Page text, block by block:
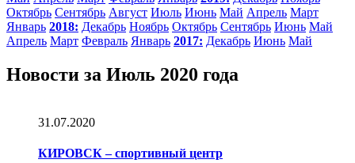
Октябрь Сентябрь Август Июль Июнь Май Апрель Март
Январь 2018: Декабрь Ноябрь Октябрь Сентябрь Июнь Май
Апрель Март Февраль Январь 2017: Декабрь Июнь Май
Новости за Июль 2020 года
31.07.2020
КИРОВСК – спортивный центр